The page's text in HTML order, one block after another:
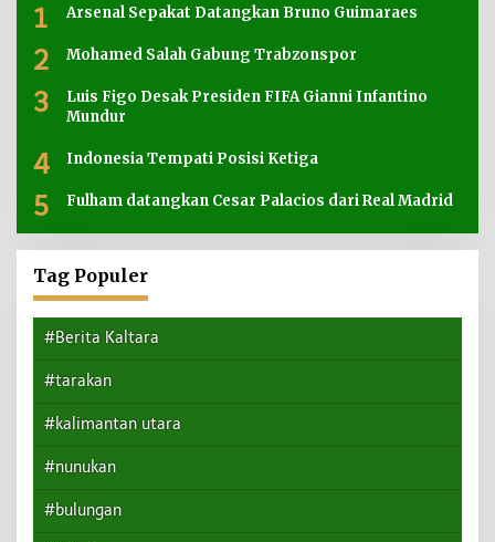
1 Arsenal Sepakat Datangkan Bruno Guimaraes
2 Mohamed Salah Gabung Trabzonspor
3
Luis Figo Desak Presiden FIFA Gianni Infantino
Mundur
4 Indonesia Tempati Posisi Ketiga
5 Fulham datangkan Cesar Palacios dari Real Madrid
Tag Populer
#Berita Kaltara
#tarakan
#kalimantan utara
#nunukan
#bulungan